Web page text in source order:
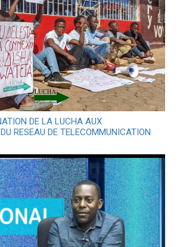
DE LA LUCHA AUX
RESEAU DE TELECOMMUNICATION